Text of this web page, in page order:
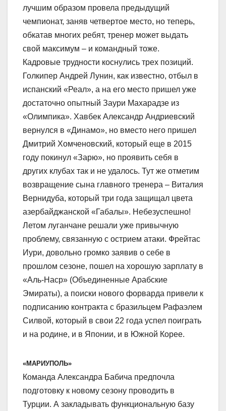
лучшим образом провела предыдущий
чемпионат, заняв четвертое место, но теперь,
обкатав многих ребят, тренер может выдать
свой максимум – и командный тоже.
Кадровые трудности коснулись трех позиций.
Голкипер Андрей Лунин, как известно, отбыл в
испанский «Реал», а на его место пришел уже
достаточно опытный Заури Махарадзе из
«Олимпика». Хавбек Александр Андриевский
вернулся в «Динамо», но вместо него пришел
Дмитрий Хомченовский, который еще в 2015
году покинул «Зарю», но проявить себя в
других клубах так и не удалось. Тут же отметим
возвращение сына главного тренера – Виталия
Вернидуба, который три года защищал цвета
азербайджанской «Габалы». Небезуспешно!
Летом луганчане решали уже привычную
проблему, связанную с острием атаки. Фрейтас
Иури, довольно громко заявив о себе в
прошлом сезоне, пошел на хорошую зарплату в
«Аль-Наср» (Объединенные Арабские
Эмираты), а поиски нового форварда привели к
подписанию контракта с бразильцем Рафаэлем
Силвой, который в свои 22 года успел поиграть
и на родине, и в Японии, и в Южной Корее.
«МАРИУПОЛЬ»
Команда Александра Бабича предпочла
подготовку к новому сезону проводить в
Турции. А закладывать функциональную базу